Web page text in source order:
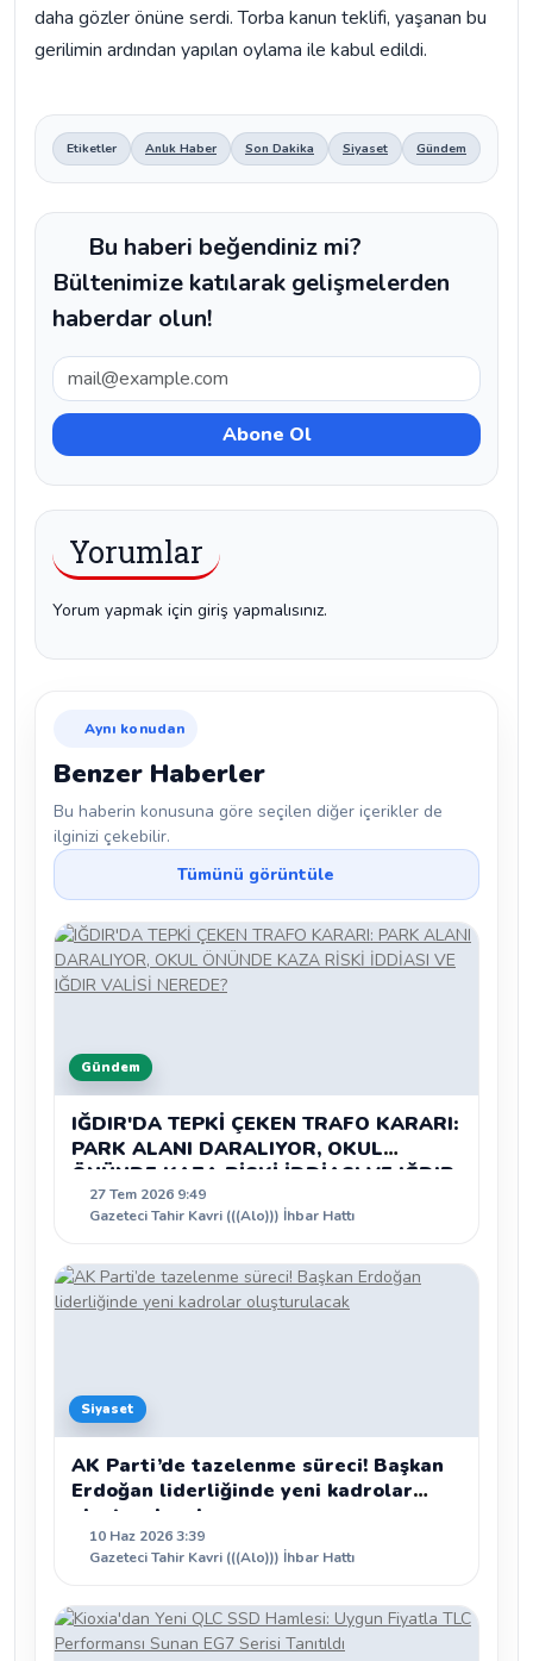
daha gözler önüne serdi. Torba kanun teklifi, yaşanan bu
gerilimin ardından yapılan oylama ile kabul edildi.
Etiketler Anlık Haber Son Dakika Siyaset Gündem
Bu haberi beğendiniz mi?
Bültenimize katılarak gelişmelerden
haberdar olun!
Yorumlar
Yorum yapmak için giriş yapmalısınız.
Aynı konudan
Benzer Haberler
Bu haberin konusuna göre seçilen diğer içerikler de
ilginizi çekebilir.
Tümünü görüntüle
Gündem
IĞDIR'DA TEPKİ ÇEKEN TRAFO KARARI:
PARK ALANI DARALIYOR, OKUL
ÖNÜNDE KAZA RİSKİ İDDİASI VE IĞDIR
VALİSİ NEREDE?
27 Tem 2026 9:49
Gazeteci Tahir Kavri (((Alo))) İhbar Hattı
Siyaset
AK Parti’de tazelenme süreci! Başkan
Erdoğan liderliğinde yeni kadrolar
oluşturulacak
10 Haz 2026 3:39
Gazeteci Tahir Kavri (((Alo))) İhbar Hattı